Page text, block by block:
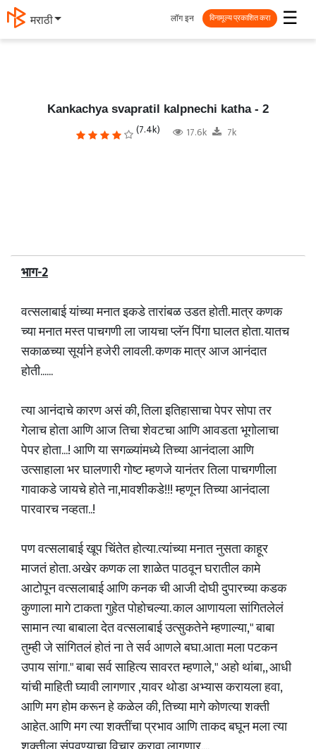
मराठी ☰
लॉग इन विनामूल्य प्रकाशित करा
Kankachya svapratil kalpnechi katha - 2
(7.4k) 17.6k 7k
भाग-2
वत्सलाबाई यांच्या मनात इकडे तारांबळ उडत होती. मात्र कणक
च्या मनात मस्त पाचगणी ला जायचा प्लॅन पिंगा घालत होता. यातच
सकाळच्या सूर्याने हजेरी लावली. कणक मात्र आज आनंदात
होती......
त्या आनंदाचे कारण असं की, तिला इतिहासाचा पेपर सोपा तर
गेलाच होता आणि आज तिचा शेवटचा आणि आवडता भूगोलाचा
पेपर होता...! आणि या सगळ्यांमध्ये तिच्या आनंदाला आणि
उत्साहाला भर घालणारी गोष्ट म्हणजे यानंतर तिला पाचगणीला
गावाकडे जायचे होते ना,मावशीकडे!!! म्हणून तिच्या आनंदाला
पारवारच नव्हता..!
पण वत्सलाबाई खूप चिंतेत होत्या.त्यांच्या मनात नुसता काहूर
माजतं होता. अखेर कणक ला शाळेत पाठवून घरातील कामे
आटोपून वत्सलाबाई आणि कनक ची आजी दोघी दुपारच्या कडक
कुणाला मागे टाकता गुहेत पोहोचल्या. काल आणायला सांगितलेलं
सामान त्या बाबाला देत वत्सलाबाई उत्सुकतेने म्हणाल्या," बाबा
तुम्ही जे सांगितलं होतं ना ते सर्व आणले बघा.आता मला पटकन
उपाय सांगा." बाबा सर्व साहित्य सावरत म्हणाले," अहो थांबा,, आधी
यांची माहिती घ्यावी लागणार ,यावर थोडा अभ्यास करायला हवा,
आणि मग होम करून हे कळेल की, तिच्या मागे कोणत्या शक्ती
आहेत. आणि मग त्या शक्तींचा प्रभाव आणि ताकद बघून मला त्या